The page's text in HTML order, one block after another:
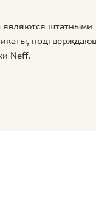
являются штатными
Neff.